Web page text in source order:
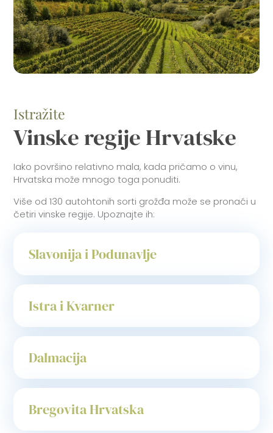
Istražite
Vinske regije Hrvatske
Iako površino relativno mala, kada pričamo o vinu,
Hrvatska može mnogo toga ponuditi.
Više od 130 autohtonih sorti grožđa može se pronaći u
četiri vinske regije. Upoznajte ih:
Slavonija i Podunavlje
Istra i Kvarner
Dalmacija
Bregovita Hrvatska